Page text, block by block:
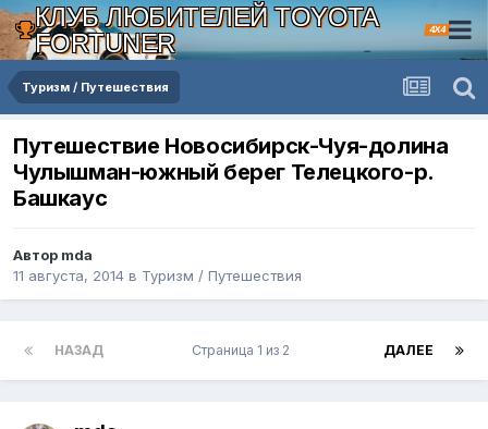
КЛУБ ЛЮБИТЕЛЕЙ TOYOTA
FORTUNER
4X4
Туризм / Путешествия
Путешествие Новосибирск-Чуя-долина
Чулышман-южный берег Телецкого-р.
Башкаус
Автор mda
11 августа, 2014 в Туризм / Путешествия
НАЗАД ДАЛЕЕ
Страница 1 из 2